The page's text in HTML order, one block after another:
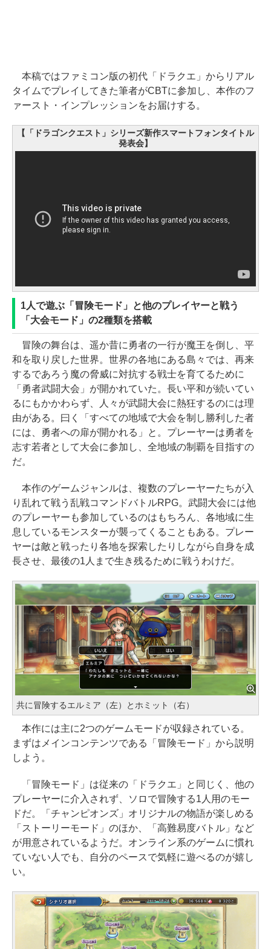
本稿ではファミコン版の初代「ドラクエ」からリアル
タイムでプレイしてきた筆者がCBTに参加し、本作のフ
ァースト・インプレッションをお届けする。
【「ドラゴンクエスト」シリーズ新作スマートフォンタイトル
発表会】
1人で遊ぶ「冒険モード」と他のプレイヤーと戦う
「大会モード」の2種類を搭載
冒険の舞台は、遥か昔に勇者の一行が魔王を倒し、平
和を取り戻した世界。世界の各地にある島々では、再来
するであろう魔の脅威に対抗する戦士を育てるために
「勇者武闘大会」が開かれていた。長い平和が続いてい
るにもかかわらず、人々が武闘大会に熱狂するのには理
由がある。曰く「すべての地域で大会を制し勝利した者
には、勇者への扉が開かれる」と。プレーヤーは勇者を
志す若者として大会に参加し、全地域の制覇を目指すの
だ。
本作のゲームジャンルは、複数のプレーヤーたちが入
り乱れて戦う乱戦コマンドバトルRPG。武闘大会には他
のプレーヤーも参加しているのはもちろん、各地域に生
息しているモンスターが襲ってくることもある。プレー
ヤーは敵と戦ったり各地を探索したりしながら自身を成
長させ、最後の1人まで生き残るために戦うわけだ。
共に冒険するエルミア（左）とホミット（右）
本作には主に2つのゲームモードが収録されている。
まずはメインコンテンツである「冒険モード」から説明
しよう。
「冒険モード」は従来の「ドラクエ」と同じく、他の
プレーヤーに介入されず、ソロで冒険する1人用のモー
ドだ。「チャンピオンズ」オリジナルの物語が楽しめる
「ストーリーモード」のほか、「高難易度バトル」など
が用意されているようだ。オンライン系のゲームに慣れ
ていない人でも、自分のペースで気軽に遊べるのが嬉し
い。